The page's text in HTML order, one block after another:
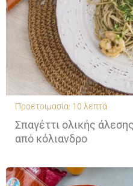
Προετοιμασία: 10 λεπτά
Σπαγέττι ολικής
από κόλιανδρο